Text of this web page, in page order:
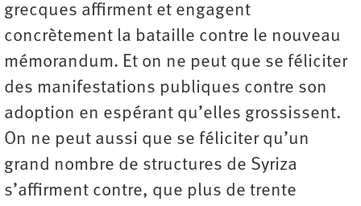
grecques affirment et engagent
concrètement la bataille contre le nouveau
mémorandum. Et on ne peut que se féliciter
des manifestations publiques contre son
adoption en espérant qu’elles grossissent.
On ne peut aussi que se féliciter qu’un
grand nombre de structures de Syriza
s’affirment contre, que plus de trente